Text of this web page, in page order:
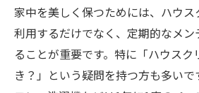
プロに頼るべき汚れとセ
家中を美しく保つためには、ハウ
利用するだけでなく、定期的なメ
ることが重要です。特に「ハウスク
き？」という疑問を持つ方も多い